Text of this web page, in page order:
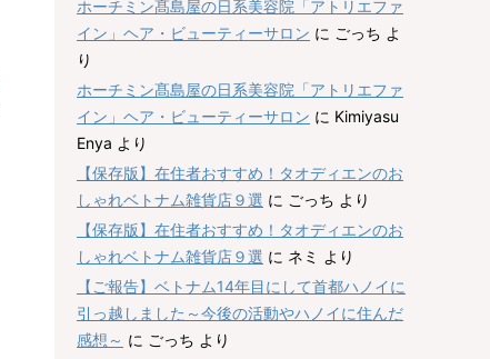
ホーチミン髙島屋の日系美容院「アトリエファ
イン」ヘア・ビューティーサロン に ごっち よ
り
ホーチミン髙島屋の日系美容院「アトリエファ
イン」ヘア・ビューティーサロン に Kimiyasu
Enya より
【保存版】在住者おすすめ！タオディエンのお
しゃれベトナム雑貨店９選 に ごっち より
【保存版】在住者おすすめ！タオディエンのお
しゃれベトナム雑貨店９選 に ネミ より
【ご報告】ベトナム14年目にして首都ハノイに
引っ越しました～今後の活動やハノイに住んだ
感想～ に ごっち より